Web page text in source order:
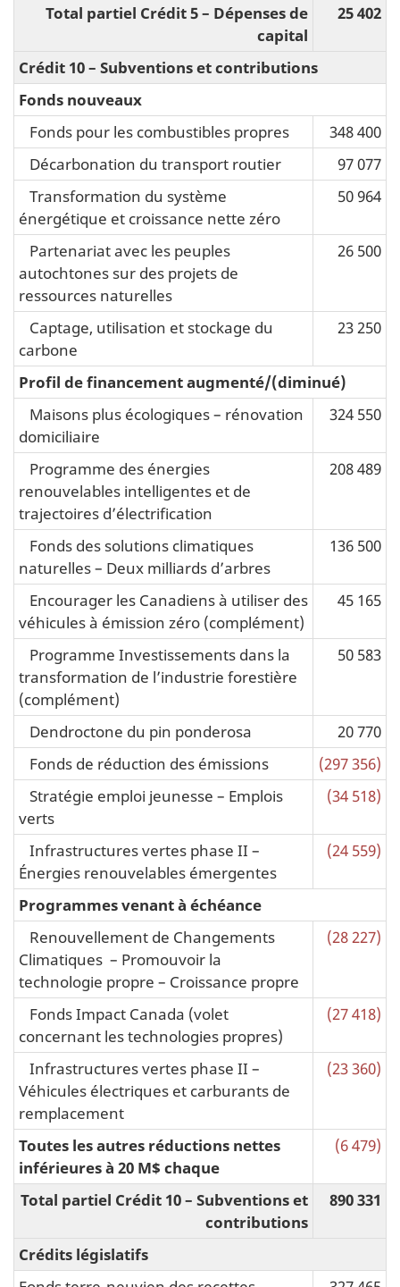
Total partiel Crédit 5 – Dépenses de
capital
25 402
Crédit 10 – Subventions et contributions
Fonds nouveaux
Fonds pour les combustibles propres
348 400
Décarbonation du transport routier
97 077
Transformation du système
énergétique et croissance nette zéro
50 964
Partenariat avec les peuples
autochtones sur des projets de
ressources naturelles
26 500
Captage, utilisation et stockage du
carbone
23 250
Profil de financement augmenté/(diminué)
Maisons plus écologiques – rénovation
domiciliaire
324 550
Programme des énergies
renouvelables intelligentes et de
trajectoires d’électrification
208 489
Fonds des solutions climatiques
naturelles – Deux milliards d’arbres
136 500
Encourager les Canadiens à utiliser des
véhicules à émission zéro (complément)
45 165
Programme Investissements dans la
transformation de l’industrie forestière
(complément)
50 583
Dendroctone du pin ponderosa
20 770
Fonds de réduction des émissions
(297 356)
Stratégie emploi jeunesse – Emplois
verts
(34 518)
Infrastructures vertes phase II –
Énergies renouvelables émergentes
(24 559)
Programmes venant à échéance
Renouvellement de Changements
Climatiques – Promouvoir la
technologie propre – Croissance propre
(28 227)
Fonds Impact Canada (volet
concernant les technologies propres)
(27 418)
Infrastructures vertes phase II –
Véhicules électriques et carburants de
remplacement
(23 360)
Toutes les autres réductions nettes
inférieures à 20 M$ chaque
(6 479)
Total partiel Crédit 10 – Subventions et
contributions
890 331
Crédits législatifs